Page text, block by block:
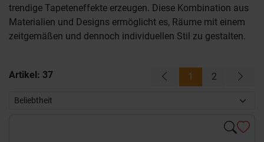
trendige Tapeteneffekte erzeugen. Diese Kombination aus
Materialien und Designs ermöglicht es, Räume mit einem
zeitgemäßen und dennoch individuellen Stil zu gestalten.
Artikel: 37 1 2